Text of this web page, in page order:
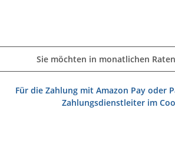
Sie möchten in monatlichen
Für die Zahlung mit Amazon Pay oder
Zahlungsdienstleiter im